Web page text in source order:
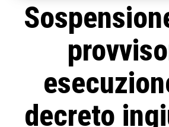
decreto